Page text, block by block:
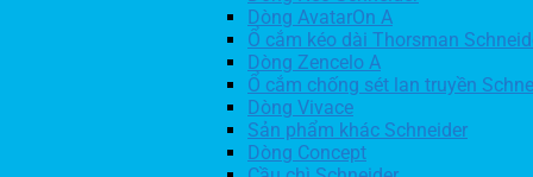
Dòng AvatarOn A
Ổ cắm kéo dài Thorsman
Dòng Zencelo A
Ổ cắm chống sét lan truyền
Dòng Vivace
Sản phẩm khác Schneider
Dòng Concept